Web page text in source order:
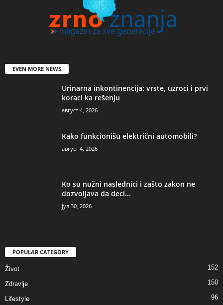
EVEN MORE NEWS
Urinarna inkontinencija: vrste, uzroci i prvi
koraci ka rešenju
август 4, 2026
Kako funkcionišu električni automobili?
август 4, 2026
Ko su nužni naslednici i zašto zakon ne
dozvoljava da deci...
јул 30, 2026
POPULAR CATEGORY
Život 152
Zdravlje 150
Lifestyle 96